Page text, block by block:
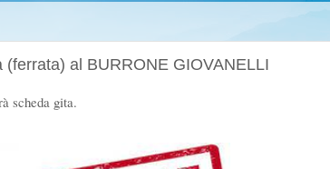
al BURRONE GIOVANELLI
scheda gita.